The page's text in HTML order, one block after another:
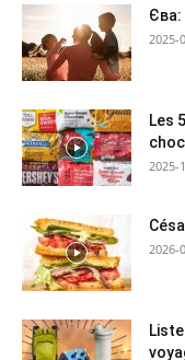
Єва:
2025-
Les
2025-
2026-